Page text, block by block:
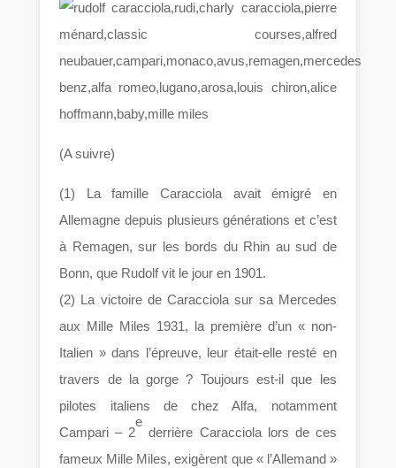
(A suivre)
(1) La famille Caracciola avait émigré en
Allemagne depuis plusieurs générations et c’est
à Remagen, sur les bords du Rhin au sud de
Bonn, que Rudolf vit le jour en 1901.
(2) La victoire de Caracciola sur sa Mercedes
aux Mille Miles 1931, la première d’un « non-
Italien » dans l’épreuve, leur était-elle resté en
travers de la gorge ? Toujours est-il que les
pilotes italiens de chez Alfa, notamment
Campari – 2
e
derrière Caracciola lors de ces
fameux Mille Miles, exigèrent que « l’Allemand »